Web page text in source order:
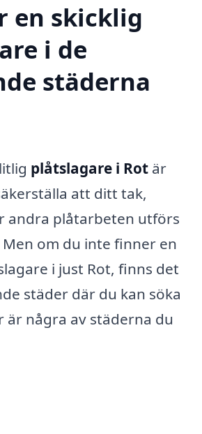
en skicklig
i de
städerna
plåtslagare i Rot är
att ditt tak,
andra plåtarbeten utförs
om du inte finner en
i just Rot, finns det
städer där du kan söka
är några av städerna du